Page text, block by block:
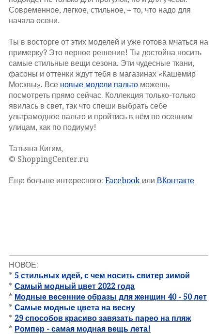
Современное, легкое, стильное, – то, что надо для
начала осени.
Ты в восторге от этих моделей и уже готова мчаться на
примерку? Это верное решение! Ты достойна носить
самые стильные вещи сезона. Эти чудесные ткани,
фасоны и оттенки ждут тебя в магазинах «Кашемир
Москвы». Все новые модели пальтоможешь
посмотреть прямо сейчас. Коллекция только-только
явилась в свет, так что спеши выбрать себе
ультрамодное пальто и пройтись в нём по осенним
улицам, как по подиуму!
Татьяна Кигим,
© ShoppingCenter.ru
Еще больше интересного: Facebookили ВКонтакте
НОВОЕ:
* 5 стильных идей, с чем носить свитер зимой
* Самый модный цвет 2022 года
* Модные весенние образы для женщин 40 - 50 лет
* Самые модные цвета на весну
* 29 способов красиво завязать парео на пляж
* Ромпер - самая модная вещь лета!